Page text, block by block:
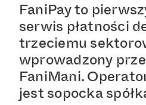
FaniPay to
serwis płatności
trzeciemu
wprowadzony
FaniMani.
jest sopocka